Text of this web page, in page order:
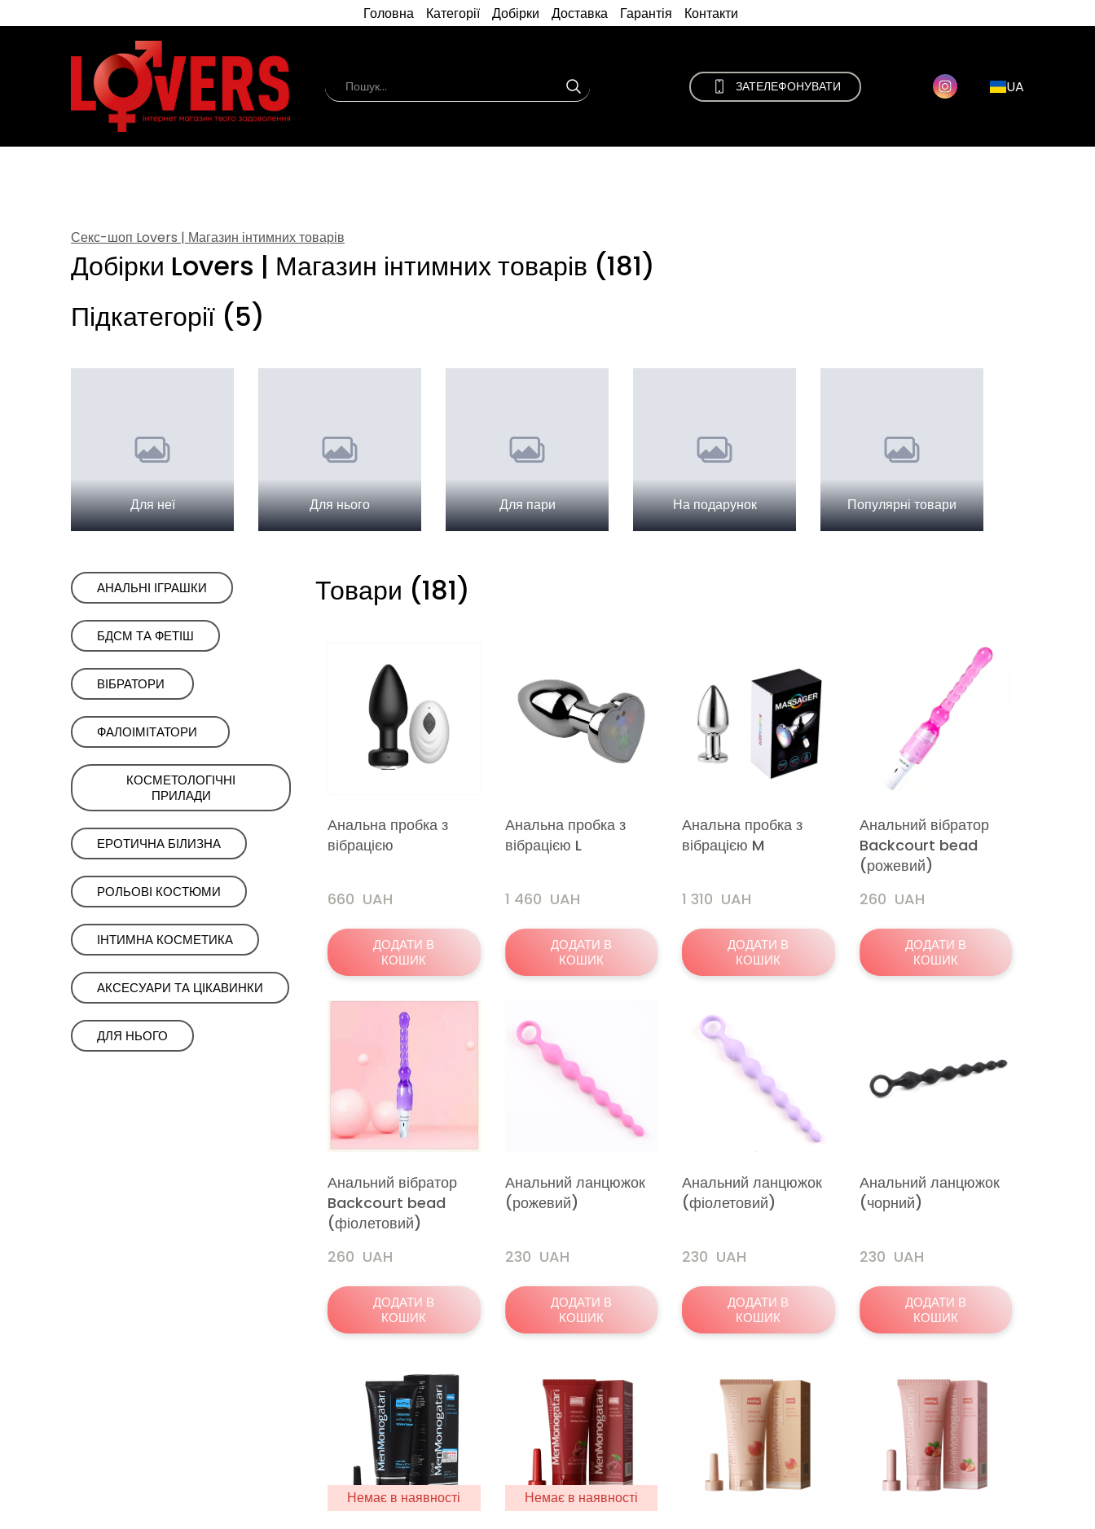
Головна Категорії Добірки Доставка Гарантія Контакти
ЗАТЕЛЕФОНУВАТИ UA
Секс-шоп Lovers | Магазин інтимних товарів
Добірки Lovers | Магазин інтимних товарів (181)
Підкатегорії (5)
Для неї Для нього Для пари На подарунок Популярні товари
ㅤАНАЛЬНІ ІГРАШКИ
ㅤㅤㅤБДСМㅤㅤㅤㅤ ТА ФЕТІШ
ㅤㅤВІБРАТОРИㅤ ㅤ
ㅤФАЛОІМІТАТОРИ‎ ‎ ‎
КОСМЕТОЛОГІЧНІ
ПРИЛАДИㅤㅤ
ЕРОТИЧНА БІЛИЗНА
РОЛЬОВІ КОСТЮМИ
ІНТИМНА КОСМЕТИКА
АКСЕСУАРИ ТА ЦІКАВИНКИ
ㅤㅤДЛЯ НЬОГОㅤㅤ
Товари (181)
Анальна пробка з
вібрацією
660  UAH
ДОДАТИ В
КОШИК
Анальна пробка з
вібрацією L
1 460  UAH
ДОДАТИ В
КОШИК
Анальна пробка з
вібрацією M
1 310  UAH
ДОДАТИ В
КОШИК
Анальний вібратор
Backcourt bead
(рожевий)
260  UAH
ДОДАТИ В
КОШИК
Анальний вібратор
Backcourt bead
(фіолетовий)
260  UAH
ДОДАТИ В
КОШИК
Анальний ланцюжок
(рожевий)
230  UAH
ДОДАТИ В
КОШИК
Анальний ланцюжок
(фіолетовий)
230  UAH
ДОДАТИ В
КОШИК
Анальний ланцюжок
(чорний)
230  UAH
ДОДАТИ В
КОШИК
Немає в наявності Немає в наявності